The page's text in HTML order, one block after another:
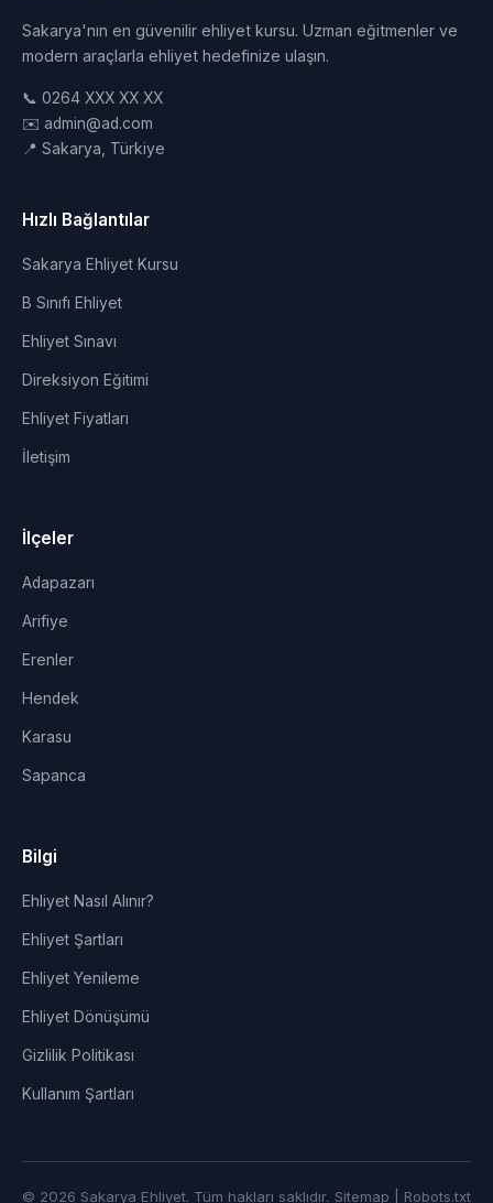
Sakarya'nın en güvenilir ehliyet kursu. Uzman eğitmenler ve
modern araçlarla ehliyet hedefinize ulaşın.
📞 0264 XXX XX XX
✉️ admin@ad.com
📍 Sakarya, Türkiye
Hızlı Bağlantılar
Sakarya Ehliyet Kursu
B Sınıfı Ehliyet
Ehliyet Sınavı
Direksiyon Eğitimi
Ehliyet Fiyatları
İletişim
İlçeler
Adapazarı
Arifiye
Erenler
Hendek
Karasu
Sapanca
Bilgi
Ehliyet Nasıl Alınır?
Ehliyet Şartları
Ehliyet Yenileme
Ehliyet Dönüşümü
Gizlilik Politikası
Kullanım Şartları
© 2026 Sakarya Ehliyet. Tüm hakları saklıdır. Sitemap Robots.txt